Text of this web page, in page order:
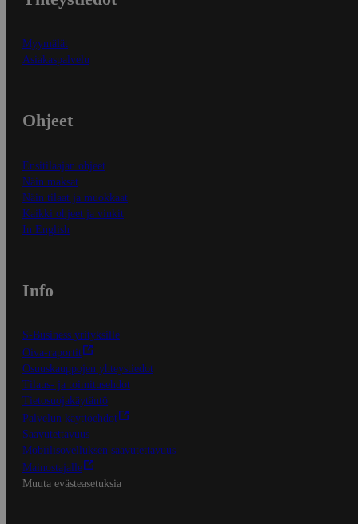
Myymälät
Asiakaspalvelu
Ohjeet
Ensitilaajan ohjeet
Näin maksat
Näin tilaat ja muokkaat
Kaikki ohjeet ja vinkit
In English
Info
S-Business yrityksille
Oiva-raportit
Osuuskauppojen yhteystiedot
Tilaus- ja toimitusehdot
Tietosuojakäytäntö
Palvelun käyttöehdot
Saavutettavuus
Mobiilisovelluksen saavutettavuus
Mainostajalle
Muuta evästeasetuksia